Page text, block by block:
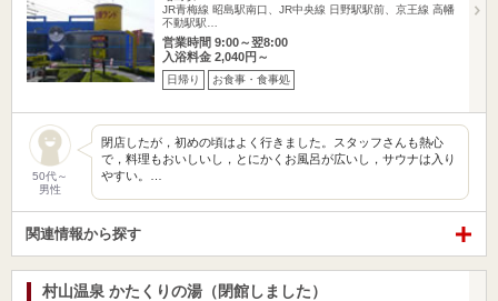
JR青梅線 昭島駅南口、JR中央線 日野駅駅前、京王線 高幡
不動駅駅…
営業時間 9:00～翌8:00
入浴料金 2,040円～
日帰り お食事・食事処
50代～
男性
閉店したが，初めの頃はよく行きました。スタッフさんも熱心
で，料理もおいしいし，とにかくお風呂が広いし，サウナは入り
やすい。…
関連情報から探す
村山温泉 かたくりの湯（閉館しました）